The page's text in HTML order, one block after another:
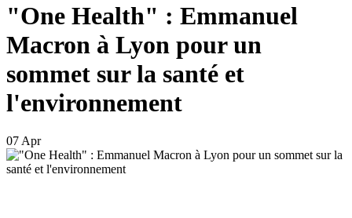
"One Health" : Emmanuel
Macron à Lyon pour un
sommet sur la santé et
l'environnement
07 Apr